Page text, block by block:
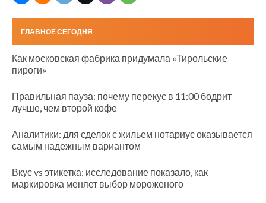
ГЛАВНОЕ СЕГОДНЯ
Как московская фабрика придумала «Тирольские
пироги»
Правильная пауза: почему перекус в 11:00 бодрит
лучше, чем второй кофе
Аналитики: для сделок с жильем нотариус оказывается
самым надежным вариантом
Вкус vs этикетка: исследование показало, как
маркировка меняет выбор мороженого